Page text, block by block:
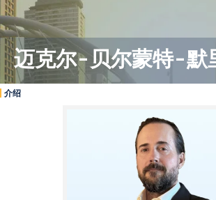
迈克尔-贝尔蒙特-默
介绍